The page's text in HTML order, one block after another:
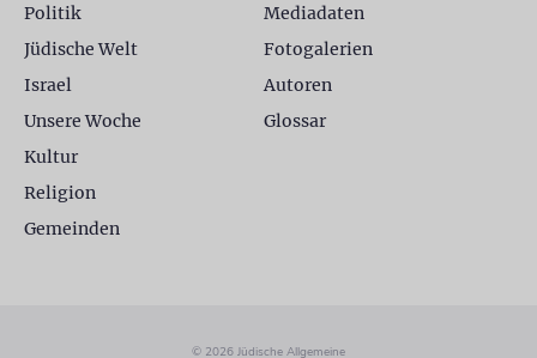
Politik
Jüdische Welt
Israel
Unsere Woche
Kultur
Religion
Gemeinden
Mediadaten
Fotogalerien
Autoren
Glossar
© 2026 Jüdische Allgemeine